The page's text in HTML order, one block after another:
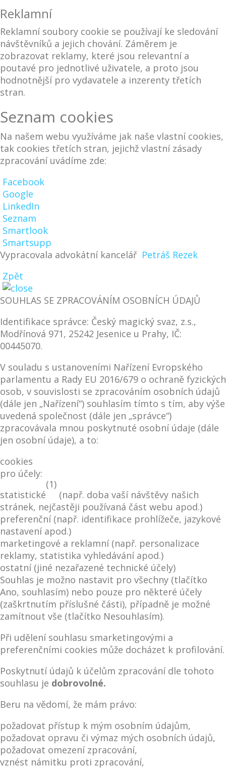
Reklamní
Reklamní soubory cookie se používají ke sledování
návštěvníků a jejich chování. Záměrem je
zobrazovat reklamy, které jsou relevantní a
poutavé pro jednotlivé uživatele, a proto jsou
hodnotnější pro vydavatele a inzerenty třetích
stran.
Seznam cookies
Na našem webu využíváme jak naše vlastní cookies,
tak cookies třetích stran, jejichž vlastní zásady
zpracování uvádíme zde:
Facebook
Google
LinkedIn
Seznam
Smartlook
Smartsupp
Vypracovala advokátní kancelář Petráš Rezek
Zpět
SOUHLAS SE ZPRACOVÁNÍM OSOBNÍCH ÚDAJŮ
Identifikace správce: Český magický svaz, z.s.,
Modřínová 971, 25242 Jesenice u Prahy, IČ:
00445070.
V souladu s ustanoveními Nařízení Evropského
parlamentu a Rady EU 2016/679 o ochraně fyzických
osob, v souvislosti se zpracováním osobních údajů
(dále jen „Nařízení“) souhlasím tímto s tím, aby výše
uvedená společnost (dále jen „správce“)
zpracovávala mnou poskytnuté osobní údaje (dále
jen osobní údaje), a to:
cookies
pro účely:
statistické
(1)
(např. doba vaší návštěvy našich
stránek, nejčastěji používaná část webu apod.)
preferenční (např. identifikace prohlížeče, jazykové
nastavení apod.)
marketingové a reklamní (např. personalizace
reklamy, statistika vyhledávání apod.)
ostatní (jiné nezařazené technické účely)
Souhlas je možno nastavit pro všechny (tlačítko
Ano, souhlasím) nebo pouze pro některé účely
(zaškrtnutím příslušné části), případně je možné
zamítnout vše (tlačítko Nesouhlasím).
Při udělení souhlasu smarketingovými a
preferenčními cookies může docházet k profilování.
Poskytnutí údajů k účelům zpracování dle tohoto
souhlasu je dobrovolné.
Beru na vědomí, že mám právo:
požadovat přístup k mým osobním údajům,
požadovat opravu či výmaz mých osobních údajů,
požadovat omezení zpracování,
vznést námitku proti zpracování,